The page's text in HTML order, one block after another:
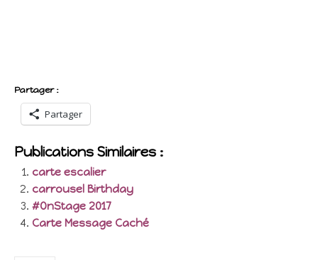
Partager :
Partager
Publications Similaires :
carte escalier
carrousel Birthday
#OnStage 2017
Carte Message Caché